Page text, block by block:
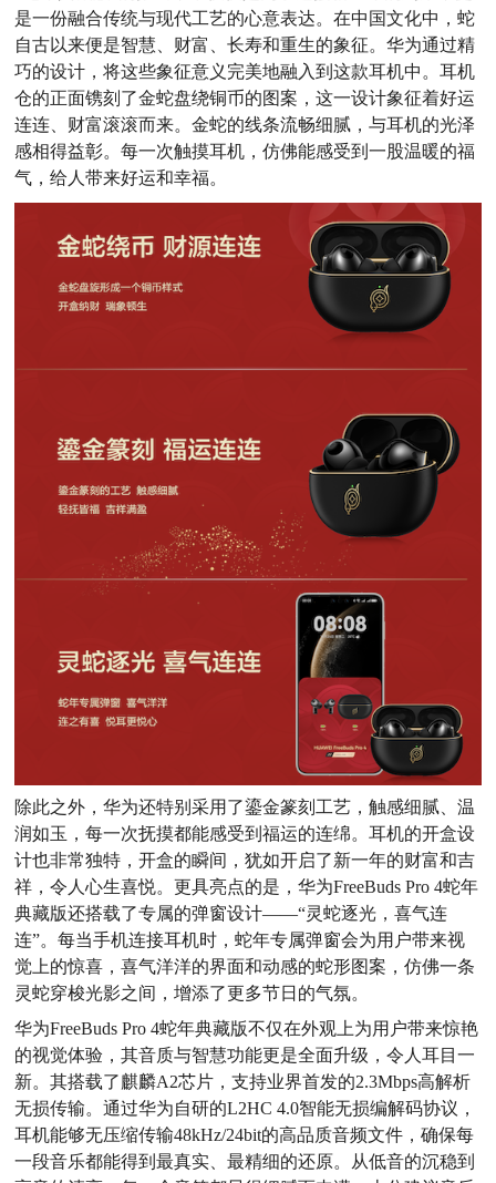
是一份融合传统与现代工艺的心意表达。在中国文化中，蛇
自古以来便是智慧、财富、长寿和重生的象征。华为通过精
巧的设计，将这些象征意义完美地融入到这款耳机中。耳机
仓的正面镌刻了金蛇盘绕铜币的图案，这一设计象征着好运
连连、财富滚滚而来。金蛇的线条流畅细腻，与耳机的光泽
感相得益彰。每一次触摸耳机，仿佛能感受到一股温暖的福
气，给人带来好运和幸福。
除此之外，华为还特别采用了鎏金篆刻工艺，触感细腻、温
润如玉，每一次抚摸都能感受到福运的连绵。耳机的开盒设
计也非常独特，开盒的瞬间，犹如开启了新一年的财富和吉
祥，令人心生喜悦。更具亮点的是，华为FreeBuds Pro 4蛇年
典藏版还搭载了专属的弹窗设计——“灵蛇逐光，喜气连
连”。每当手机连接耳机时，蛇年专属弹窗会为用户带来视
觉上的惊喜，喜气洋洋的界面和动感的蛇形图案，仿佛一条
灵蛇穿梭光影之间，增添了更多节日的气氛。
华为FreeBuds Pro 4蛇年典藏版不仅在外观上为用户带来惊艳
的视觉体验，其音质与智慧功能更是全面升级，令人耳目一
新。其搭载了麒麟A2芯片，支持业界首发的2.3Mbps高解析
无损传输。通过华为自研的L2HC 4.0智能无损编解码协议，
耳机能够无压缩传输48kHz/24bit的高品质音频文件，确保每
一段音乐都能得到最真实、最精细的还原。从低音的沉稳到